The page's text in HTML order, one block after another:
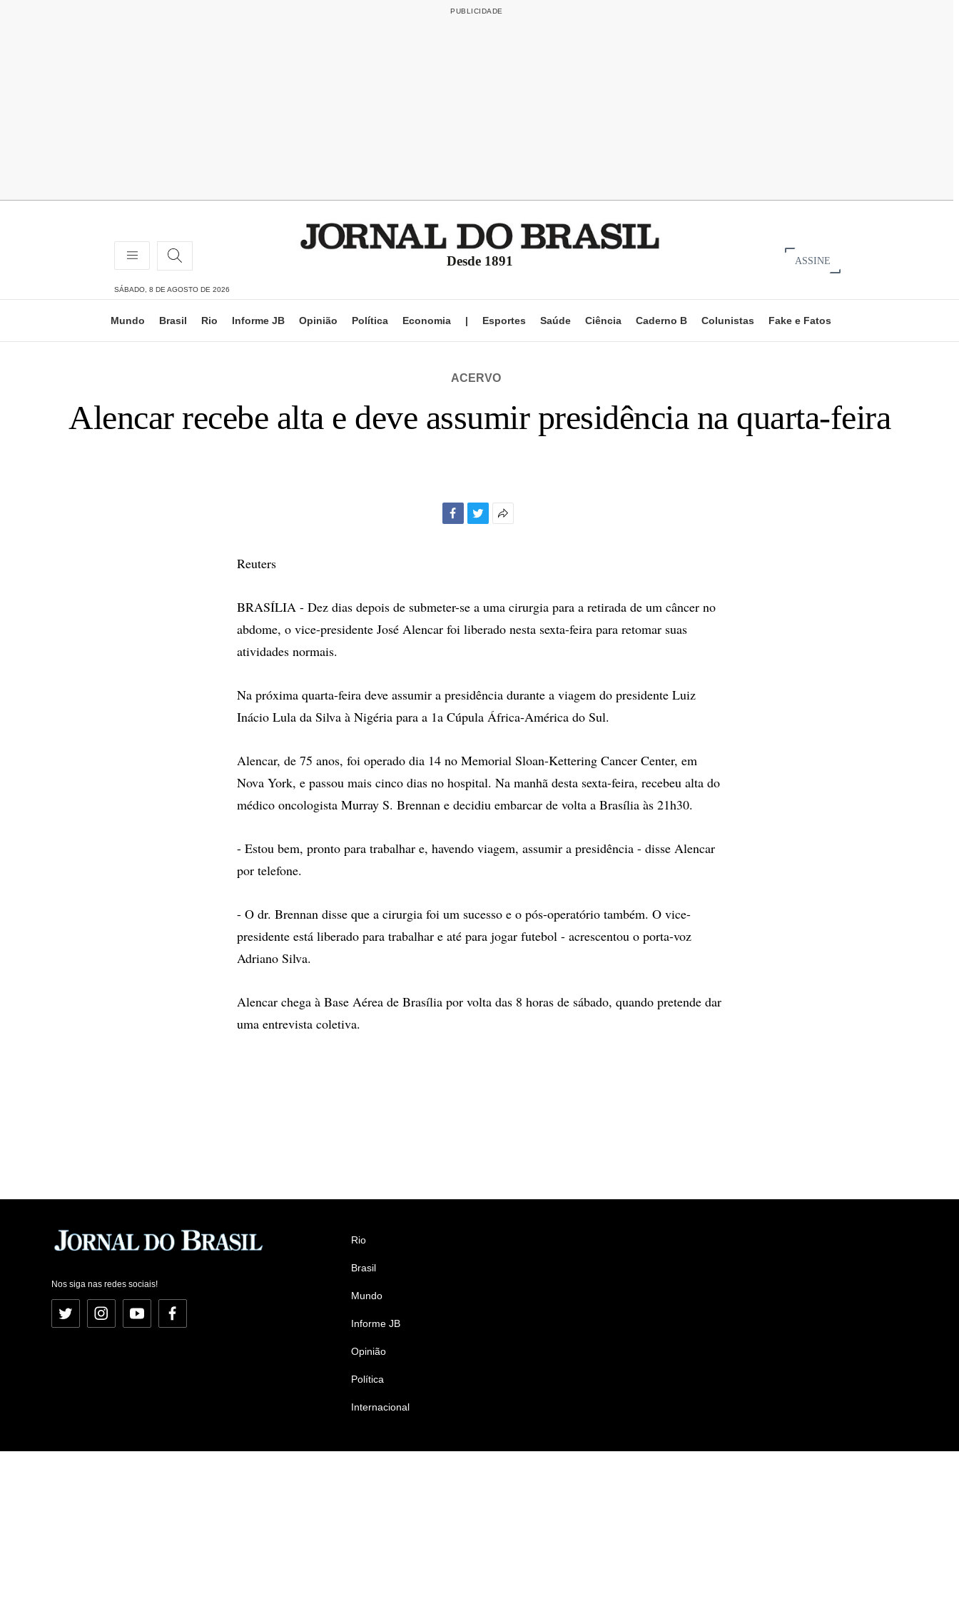
Desde 1891 ASSINE
SÁBADO, 8 DE AGOSTO DE 2026
Mundo Brasil Rio Informe JB Opinião Política Economia | Esportes Saúde Ciência Caderno B Colunistas Fake e Fatos
ACERVO
Alencar recebe alta e deve assumir presidência na quarta-feira
Reuters
BRASÍLIA - Dez dias depois de submeter-se a uma cirurgia para a retirada de um câncer no
abdome, o vice-presidente José Alencar foi liberado nesta sexta-feira para retomar suas
atividades normais.
Na próxima quarta-feira deve assumir a presidência durante a viagem do presidente Luiz
Inácio Lula da Silva à Nigéria para a 1a Cúpula África-América do Sul.
Alencar, de 75 anos, foi operado dia 14 no Memorial Sloan-Kettering Cancer Center, em
Nova York, e passou mais cinco dias no hospital. Na manhã desta sexta-feira, recebeu alta do
médico oncologista Murray S. Brennan e decidiu embarcar de volta a Brasília às 21h30.
- Estou bem, pronto para trabalhar e, havendo viagem, assumir a presidência - disse Alencar
por telefone.
- O dr. Brennan disse que a cirurgia foi um sucesso e o pós-operatório também. O vice-
presidente está liberado para trabalhar e até para jogar futebol - acrescentou o porta-voz
Adriano Silva.
Alencar chega à Base Aérea de Brasília por volta das 8 horas de sábado, quando pretende dar
uma entrevista coletiva.
Nos siga nas redes sociais!
Twitter InstagramYouTubeFacebook
Rio
Brasil
Mundo
Informe JB
Opinião
Política
Internacional